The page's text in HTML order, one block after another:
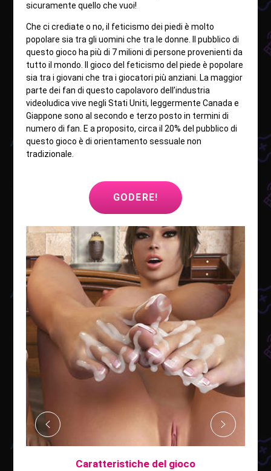
sicuramente quello che vuoi!
Che ci crediate o no, il feticismo dei piedi è molto
popolare sia tra gli uomini che tra le donne. Il pubblico di
questo gioco ha più di 7 milioni di persone provenienti da
tutto il mondo. Il gioco del feticismo del piede è popolare
sia tra i giovani che tra i giocatori più anziani. La maggior
parte dei fan di questo capolavoro dell’industria
videoludica vive negli Stati Uniti, leggermente Canada e
Giappone sono al secondo e terzo posto in termini di
numero di fan. E a proposito, circa il 20% del pubblico di
questo gioco è di orientamento sessuale non
tradizionale.
GODERE!
Caratteristiche del gioco